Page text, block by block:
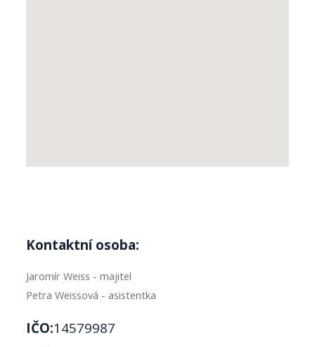
Kontaktní osoba:
Jaromír Weiss - majitel
Petra Weissová - asistentka
IČO:14579987